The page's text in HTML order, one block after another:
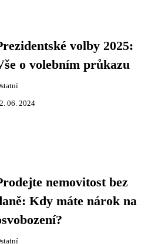
volby 2025:
o volebním průkazu
06. 2024
nemovitost bez
Kdy máte nárok na